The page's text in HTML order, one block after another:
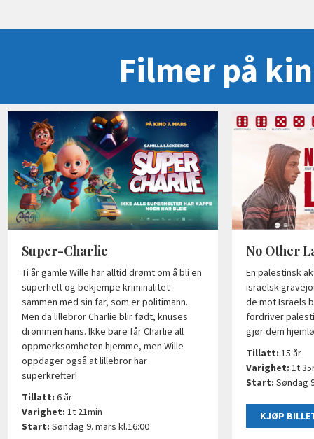
Filmer på
Super-Charlie
Ti år gamle Wille har alltid drømt om å bli en
superhelt og bekjempe kriminalitet
sammen med sin far, som er politimann.
Men da lillebror Charlie blir født, knuses
drømmen hans. Ikke bare får Charlie all
oppmerksomheten hjemme, men Wille
oppdager også at lillebror har
superkrefter!
Tillatt: 6år
Varighet: 1t 21min
Start: Søndag 9. mars kl.16:00
No Other
En palestinsk
israelsk
de mot Israels
fordriver
gjør dem
Tillatt: 15 år
Varighet: 1t
Start: Søndag
KJØP